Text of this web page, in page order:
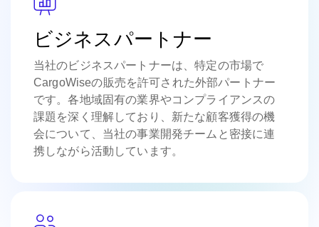
ビジネスパートナー
当社のビジネスパートナーは、特定の市場で
CargoWiseの販売を許可された外部パートナー
です。各地域固有の業界やコンプライアンスの
課題を深く理解しており、新たな顧客獲得の機
会について、当社の事業開発チームと密接に連
携しながら活動しています。